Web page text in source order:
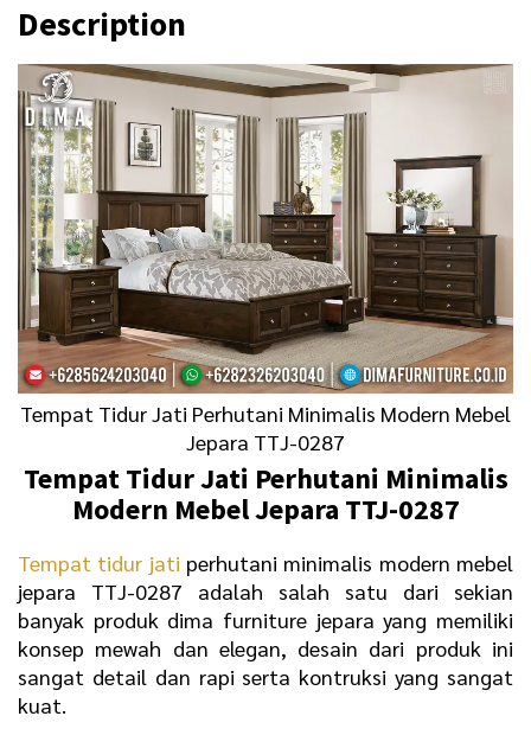
0
0
0
.
.
Description
Tempat Tidur Jati Perhutani Minimalis Modern Mebel
Jepara TTJ-0287
Tempat Tidur Jati Perhutani Minimalis
Modern Mebel Jepara TTJ-0287
Tempat tidur jati perhutani minimalis modern mebel
jepara TTJ-0287 adalah salah satu dari sekian
banyak produk dima furniture jepara yang memiliki
konsep mewah dan elegan, desain dari produk ini
sangat detail dan rapi serta kontruksi yang sangat
kuat.